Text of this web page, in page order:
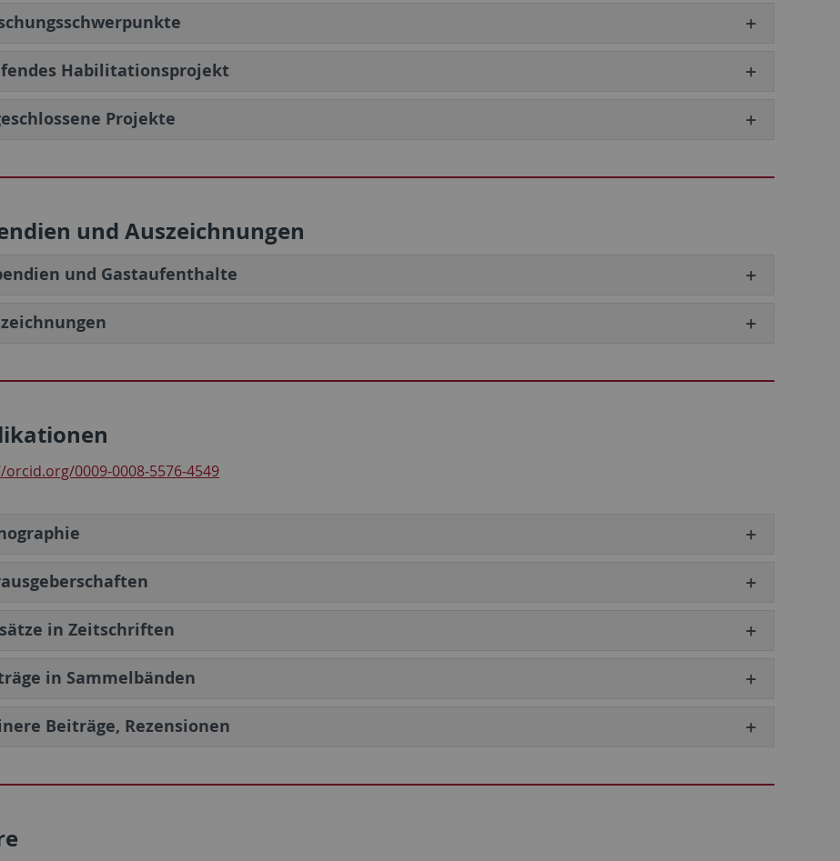
Habilitationsprojekt
Projekte
und Auszeichnungen
und Gastaufenthalte
0009-0008-5576-4549
in Zeitschriften
in Sammelbänden
Beiträge, Rezensionen